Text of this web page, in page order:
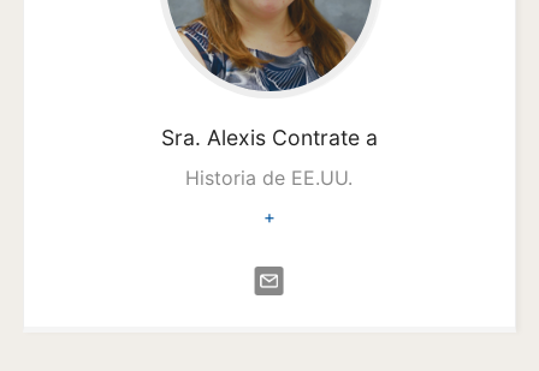
Sra. Alexis Contrate a
Historia de EE.UU.
+